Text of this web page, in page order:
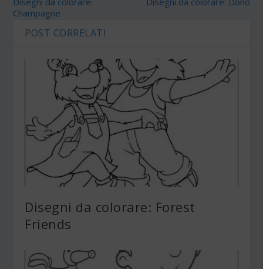
Champagne
POST CORRELATI
Disegni da colorare: Forest
Friends